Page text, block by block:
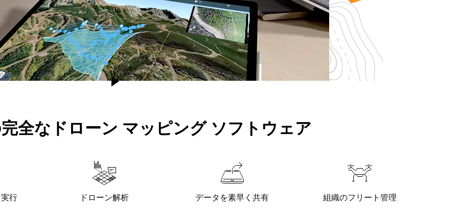
全なドローン マッピング ソフトウェア
行 ドローン解析 データを素早く共有 組織のフリート管理